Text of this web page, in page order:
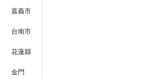
嘉義市
台南市
花蓮縣
金門